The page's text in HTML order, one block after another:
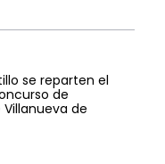
se reparten el
de
Villanueva de